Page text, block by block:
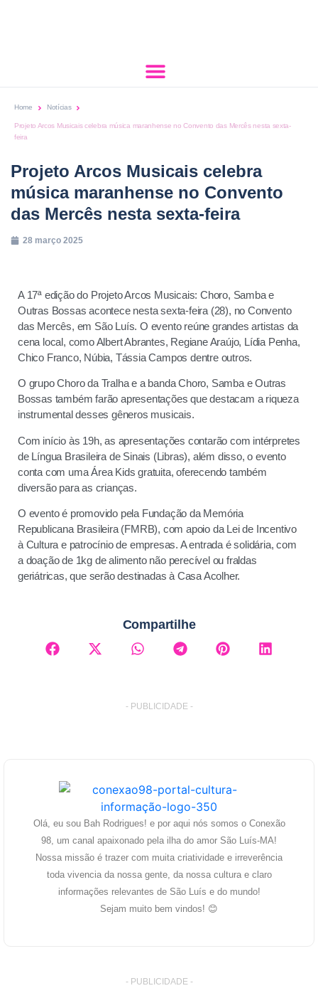
Home Notícias
Projeto Arcos Musicais celebra música maranhense no Convento das Mercês nesta sexta-
feira
Projeto Arcos Musicais celebra
música maranhense no Convento
das Mercês nesta sexta-feira
28 março 2025
A 17ª edição do Projeto Arcos Musicais: Choro, Samba e
Outras Bossas acontece nesta sexta-feira (28), no Convento
das Mercês, em São Luís. O evento reúne grandes artistas da
cena local, como Albert Abrantes, Regiane Araújo, Lídia Penha,
Chico Franco, Núbia, Tássia Campos dentre outros.
O grupo Choro da Tralha e a banda Choro, Samba e Outras
Bossas também farão apresentações que destacam a riqueza
instrumental desses gêneros musicais.
Com início às 19h, as apresentações contarão com intérpretes
de Língua Brasileira de Sinais (Libras), além disso, o evento
conta com uma Área Kids gratuita, oferecendo também
diversão para as crianças.
O evento é promovido pela Fundação da Memória
Republicana Brasileira (FMRB), com apoio da Lei de Incentivo
à Cultura e patrocínio de empresas. A entrada é solidária, com
a doação de 1kg de alimento não perecível ou fraldas
geriátricas, que serão destinadas à Casa Acolher.
Compartilhe
- PUBLICIDADE -
Olá, eu sou Bah Rodrigues! e por aqui nós somos o Conexão
98, um canal apaixonado pela ilha do amor São Luís-MA!
Nossa missão é trazer com muita criatividade e irreverência
toda vivencia da nossa gente, da nossa cultura e claro
informações relevantes de São Luís e do mundo!
Sejam muito bem vindos! 😊
- PUBLICIDADE -